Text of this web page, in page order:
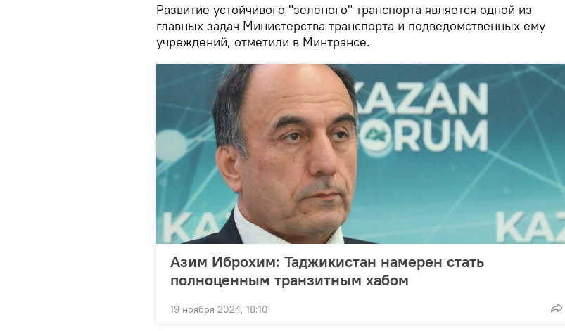
Развитие устойчивого "зеленого" транспорта является одной из
главных задач Министерства транспорта и подведомственных ему
учреждений, отметили в Минтрансе.
Азим Иброхим: Таджикистан намерен стать
полноценным транзитным хабом
19 ноября 2024, 18:10